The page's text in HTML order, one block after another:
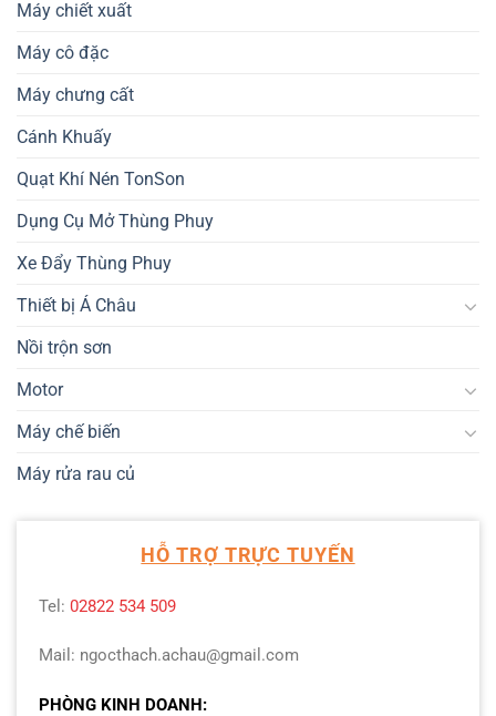
Máy chiết xuất
Máy cô đặc
Máy chưng cất
Cánh Khuấy
Quạt Khí Nén TonSon
Dụng Cụ Mở Thùng Phuy
Xe Đẩy Thùng Phuy
Thiết bị Á Châu
Nồi trộn sơn
Motor
Máy chế biến
Máy rửa rau củ
HỖ TRỢ TRỰC TUYẾN
Tel: 02822 534 509
Mail: ngocthach.achau@gmail.com
PHÒNG KINH DOANH: